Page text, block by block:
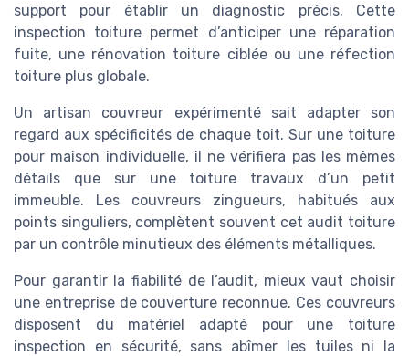
support pour établir un diagnostic précis. Cette
inspection toiture permet d’anticiper une réparation
fuite, une rénovation toiture ciblée ou une réfection
toiture plus globale.
Un artisan couvreur expérimenté sait adapter son
regard aux spécificités de chaque toit. Sur une toiture
pour maison individuelle, il ne vérifiera pas les mêmes
détails que sur une toiture travaux d’un petit
immeuble. Les couvreurs zingueurs, habitués aux
points singuliers, complètent souvent cet audit toiture
par un contrôle minutieux des éléments métalliques.
Pour garantir la fiabilité de l’audit, mieux vaut choisir
une entreprise de couverture reconnue. Ces couvreurs
disposent du matériel adapté pour une toiture
inspection en sécurité, sans abîmer les tuiles ni la